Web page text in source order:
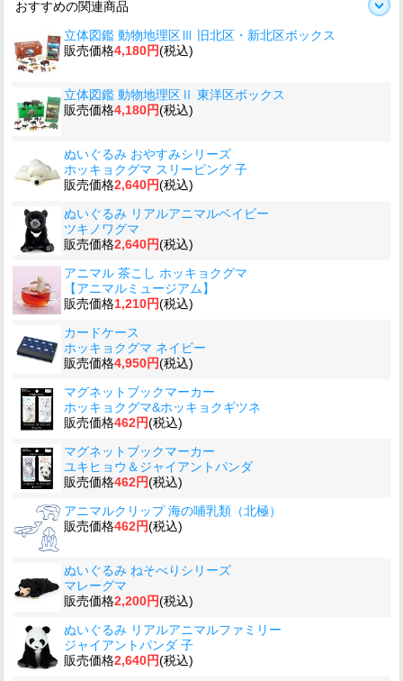
おすすめの関連商品
立体図鑑 動物地理区Ⅲ 旧北区・新北区ボックス
販売価格4,180円(税込)
立体図鑑 動物地理区Ⅱ 東洋区ボックス
販売価格4,180円(税込)
ぬいぐるみ おやすみシリーズ
ホッキョクグマ スリーピング 子
販売価格2,640円(税込)
ぬいぐるみ リアルアニマルベイビー
ツキノワグマ
販売価格2,640円(税込)
アニマル 茶こし ホッキョクグマ
【アニマルミュージアム】
販売価格1,210円(税込)
カードケース
ホッキョクグマ ネイビー
販売価格4,950円(税込)
マグネットブックマーカー
ホッキョクグマ&ホッキョクギツネ
販売価格462円(税込)
マグネットブックマーカー
ユキヒョウ＆ジャイアントパンダ
販売価格462円(税込)
アニマルクリップ 海の哺乳類（北極）
販売価格462円(税込)
ぬいぐるみ ねそべりシリーズ
マレーグマ
販売価格2,200円(税込)
ぬいぐるみ リアルアニマルファミリー
ジャイアントパンダ 子
販売価格2,640円(税込)